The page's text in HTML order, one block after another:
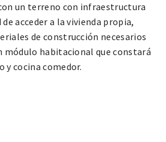
un terreno con infraestructura
acceder a la vivienda propia,
de construcción necesarios
módulo habitacional que constará
y cocina comedor.